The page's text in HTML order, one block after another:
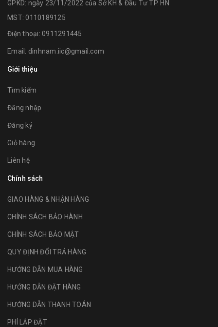
GPKD: ngày 23/11/2022 của Sở KH & Đầu Tư TP. HN
MST: 0110189125
Điện thoại: 0911291445
Email: dinhnam.iic@gmail.com
Giới thiệu
Tìm kiếm
Đăng nhập
Đăng ký
Giỏ hàng
Liên hệ
Chính sách
GIAO HÀNG & NHẬN HÀNG
CHÍNH SÁCH BẢO HÀNH
CHÍNH SÁCH BẢO MẬT
QUY ĐỊNH ĐỔI TRẢ HÀNG
HƯỚNG DẪN MUA HÀNG
HƯỚNG DẪN ĐẶT HÀNG
HƯỚNG DẪN THANH TOÁN
PHÍ LẮP ĐẶT